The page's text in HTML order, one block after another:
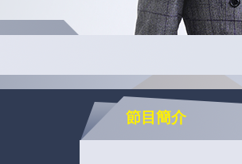
鄉村振興 生態環境
節目簡介